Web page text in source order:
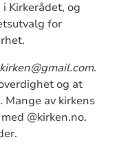
Kirkerådet, og
for
.
og at
Mange av kirkens
@kirken.no.